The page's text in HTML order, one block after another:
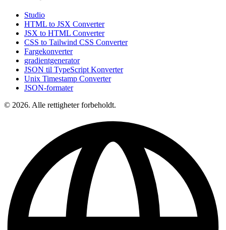
Studio
HTML to JSX Converter
JSX to HTML Converter
CSS to Tailwind CSS Converter
Fargekonverter
gradientgenerator
JSON til TypeScript Konverter
Unix Timestamp Converter
JSON-formater
© 2026. Alle rettigheter forbeholdt.